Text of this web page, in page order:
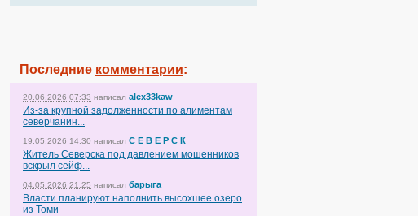
Последние комментарии:
20.06.2026 07:33 написал alex33kaw
Из-за крупной задолженности по алиментам
северчанин...
19.05.2026 14:30 написал С Е В Е Р С К
Житель Северска под давлением мошенников
вскрыл сейф...
04.05.2026 21:25 написал барыга
Власти планируют наполнить высохшее озеро
из Томи